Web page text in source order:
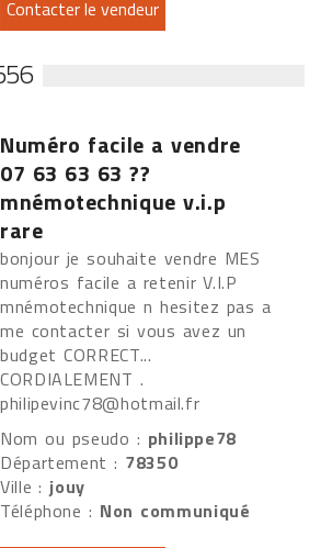
Numéro facile a vendre
07 63 63 63 ??
mnémotechnique v.i.p
rare
bonjour je souhaite vendre MES
numéros facile a retenir V.I.P
mnémotechnique n hesitez pas a
me contacter si vous avez un
budget CORRECT...
CORDIALEMENT .
philipevinc78@hotmail.fr
Nom ou pseudo : philippe78
Département : 78350
Ville :jouy
Téléphone : Non communiqué